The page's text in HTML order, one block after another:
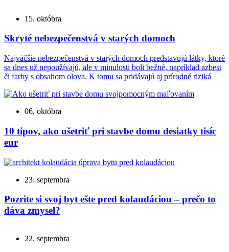
15. októbra
Skryté nebezpečenstvá v starých domoch
Najväčšie nebezpečenstvá v starých domoch predstavujú látky, ktoré
sa dnes už nepoužívajú, ale v minulosti boli bežné, napríklad azbest
či farby s obsahom olova. K tomu sa pridávajú aj prírodné riziká
06. októbra
10 tipov, ako ušetriť pri stavbe domu desiatky tisíc
eur
23. septembra
Pozrite si svoj byt ešte pred kolaudáciou – prečo to
dáva zmysel?
22. septembra